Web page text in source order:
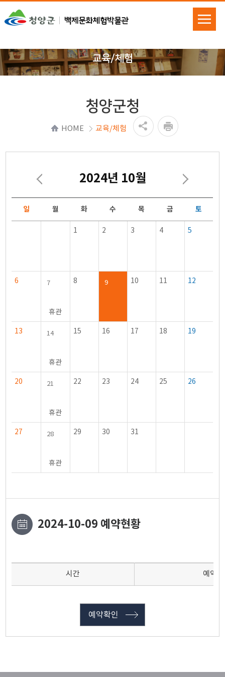
교육/체험
청양군청
HOME 교육/체험
2024년 10월
일 월 화 수 목 금 토
1 2 3 4 5
6 7
휴관
8 9 10 11 12
13 14
휴관
15 16 17 18 19
20 21
휴관
22 23 24 25 26
27 28
휴관
29 30 31
2024-10-09 예약현황
시간 예약
예약확인